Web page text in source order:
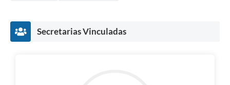
Secretarias Vinculadas